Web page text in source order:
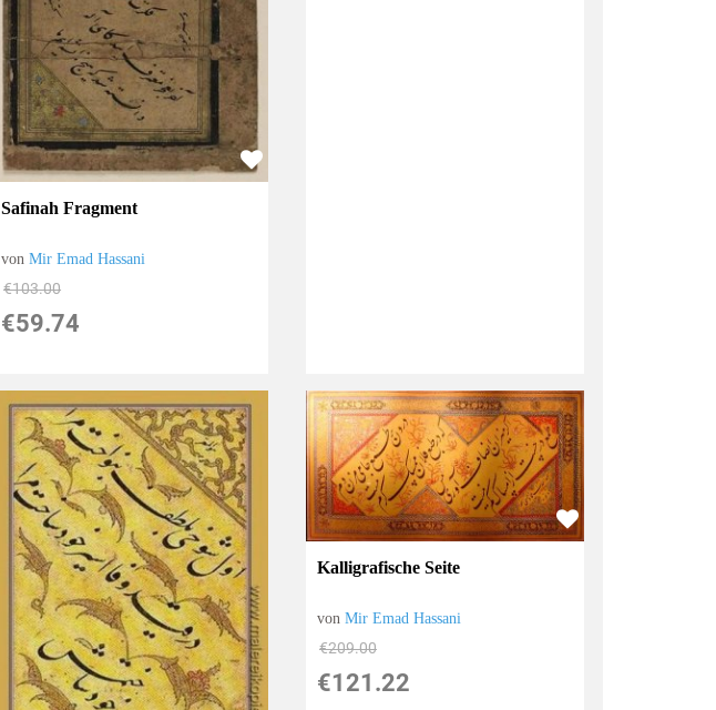
Safinah Fragment
vonMir Emad Hassani
€103.00
€59.74
Kalligrafische Seite
vonMir Emad Hassani
€209.00
€121.22